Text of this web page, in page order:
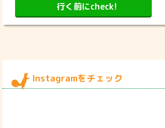
行く前にcheck!
Instagramをチェック